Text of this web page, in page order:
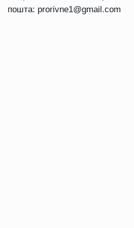
пошта: prorivne1@gmail.com